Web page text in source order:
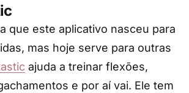
que este aplicativo nasceu para
mas hoje serve para outras
ajuda a treinar flexões,
e por aí vai. Ele tem